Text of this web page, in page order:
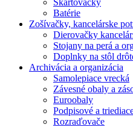
Skartovačky
Batérie
Zošívačky, kancelárske
Dierovačky
Stojany na perá a
Doplnky na stôl
Archivácia a organizácia
Samolepiace vrecká
Závesné obaly a
Euroobaly
Podpisové a
Rozraďovače